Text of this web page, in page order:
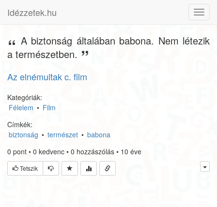
Idézzetek.hu
A biztonság általában babona. Nem létezik
a természetben.
Az elnémultak c. film
Kategóriák:
Félelem • Film
Címkék:
biztonság • természet • babona
0 pont • 0 kedvenc • 0 hozzászólás • 10 éve
Tetszik